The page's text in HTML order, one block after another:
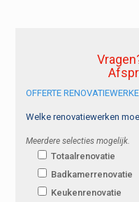
OFFERTE
Welke renovatiewerken
Meerdere selecties mogelijk.
Totaalrenovatie
Badkamerrenovatie
Keukenrenovatie